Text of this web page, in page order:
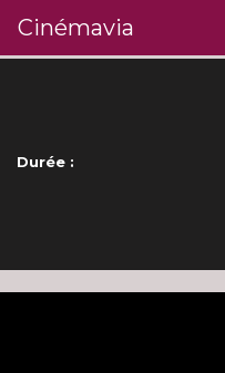
Cinémavia
Durée :